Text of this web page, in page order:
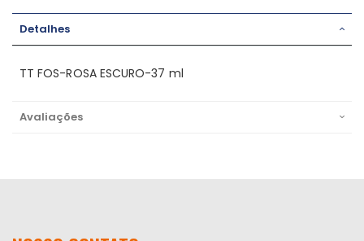
Detalhes
TT FOS-ROSA ESCURO-37 ml
Avaliações